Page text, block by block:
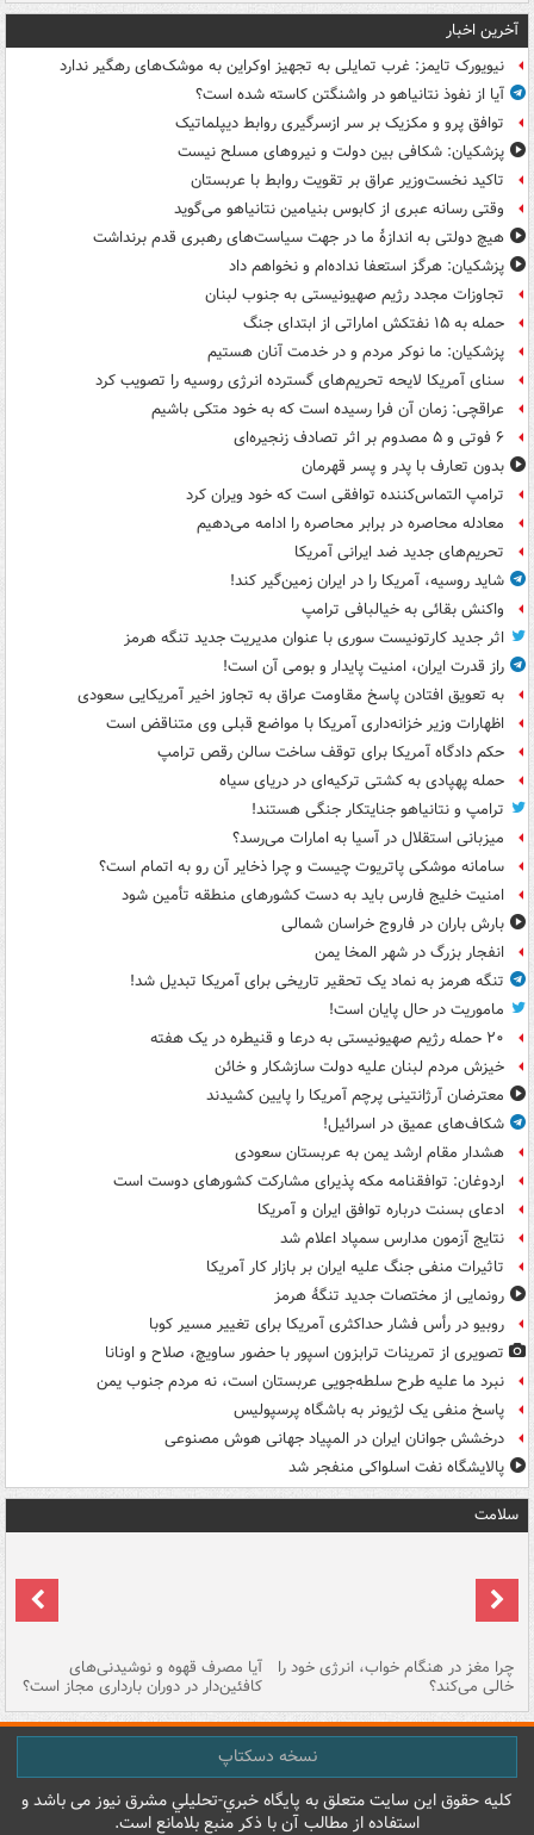
آخرین اخبار
نیویورک تایمز: غرب تمایلی به تجهیز اوکراین به موشک‌های رهگیر ندارد
آیا از نفوذ نتانیاهو در واشنگتن کاسته شده است؟
توافق پرو و مکزیک بر سر ازسرگیری روابط دیپلماتیک
پزشکیان: شکافی بین دولت و نیروهای مسلح نیست
تاکید نخست‌وزیر عراق بر تقویت روابط با عربستان
وقتی رسانه عبری از کابوس بنیامین نتانیاهو می‌گوید
هیچ دولتی به اندازۀ ما در جهت سیاست‌های رهبری قدم برنداشت
پزشکیان: هرگز استعفا نداده‌ام و نخواهم داد
تجاوزات مجدد رژیم صهیونیستی به جنوب لبنان
حمله به ۱۵ نفتکش‌ اماراتی از ابتدای جنگ
پزشکیان: ما نوکر مردم و در خدمت آنان هستیم
سنای آمریکا لایحه تحریم‌های گسترده انرژی روسیه را تصویب کرد
عراقچی: زمان آن فرا رسیده است که به خود متکی باشیم
۶ فوتی و ۵ مصدوم بر اثر تصادف زنجیره‌ای
بدون تعارف با پدر و پسر قهرمان
ترامپ التماس‌کننده توافقی است که خود ویران کرد
معادله محاصره در برابر محاصره را ادامه می‌دهیم
تحریم‌های جدید ضد ایرانی آمریکا
شاید روسیه، آمریکا را در ایران زمین‌گیر کند!
واکنش بقائی به خیالبافی ترامپ
اثر جدید کارتونیست سوری با عنوان مدیریت جدید تنگه هرمز
راز قدرت ایران، امنیت پایدار و بومی آن است!
به تعویق افتادن پاسخ مقاومت عراق به تجاوز اخیر آمریکایی سعودی
اظهارات وزیر خزانه‌داری آمریکا با مواضع قبلی وی متناقض است
حکم دادگاه آمریکا برای توقف ساخت سالن رقص ترامپ
حمله پهپادی به کشتی ترکیه‌ای در دریای سیاه
ترامپ و نتانیاهو جنایتکار جنگی هستند!
میزبانی استقلال در آسیا به امارات می‌رسد؟
سامانه موشکی پاتریوت چیست و چرا ذخایر آن رو به اتمام است؟
امنیت خلیج فارس باید به دست کشورهای منطقه تأمین شود
بارش باران در فاروج خراسان شمالی
انفجار بزرگ در شهر المخا یمن
تنگه هرمز به نماد یک تحقیر تاریخی برای آمریکا تبدیل شد!
ماموریت در حال پایان است!
۲۰ حمله رژیم صهیونیستی به درعا و قنیطره در یک هفته
خیزش مردم لبنان علیه دولت سازشکار و خائن
معترضان آرژانتینی پرچم آمریکا را پایین کشیدند
شکاف‌های عمیق در اسرائیل!
هشدار مقام ارشد یمن به عربستان سعودی
اردوغان: توافقنامه مکه پذیرای مشارکت کشورهای دوست است
ادعای بسنت درباره توافق ایران و آمریکا
نتایج آزمون مدارس سمپاد اعلام شد
تاثیرات منفی جنگ علیه ایران بر بازار کار آمریکا
رونمایی از مختصات جدید تنگۀ هرمز
روبیو در رأس فشار حداکثری آمریکا برای تغییر مسیر کوبا
تصویری از تمرینات ترابزون اسپور با حضور ساویچ، صلاح و اونانا
نبرد ما علیه طرح سلطه‌جویی عربستان است، نه مردم جنوب یمن
پاسخ منفی یک لژیونر به باشگاه پرسپولیس
درخشش جوانان ایران در المپیاد جهانی هوش مصنوعی
پالایشگاه نفت اسلواکی منفجر شد
سلامت
چرا مغز در هنگام خواب، انرژی خود را
خالی می‌کند؟
آیا مصرف قهوه و نوشیدنی‌های
کافئین‌دار در دوران بارداری مجاز است؟
نسخه دسکتاپ
کليه حقوق اين سايت متعلق به پایگاه خبري-تحليلي مشرق نيوز می باشد و
استفاده از مطالب آن با ذکر منبع بلامانع است.